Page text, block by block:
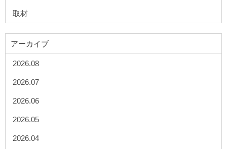
取材
アーカイブ
2026.08
2026.07
2026.06
2026.05
2026.04